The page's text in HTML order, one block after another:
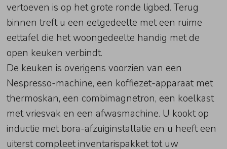
vertoeven is op het grote ronde ligbed. Terug
binnen treft u een eetgedeelte met een ruime
eettafel die het woongedeelte handig met de
open keuken verbindt.
De keuken is overigens voorzien van een
Nespresso-machine, een koffiezet-apparaat met
thermoskan, een combimagnetron, een koelkast
met vriesvak en een afwasmachine. U kookt op
inductie met bora-afzuiginstallatie en u heeft een
uiterst compleet inventarispakket tot uw